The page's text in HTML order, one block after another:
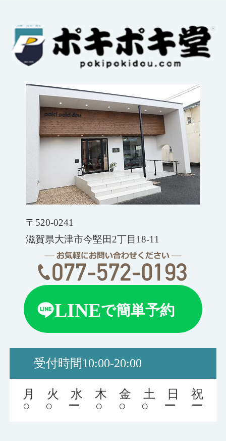
〒520-0241
滋賀県大津市今堅田2丁目18-11
LINEで簡単予約
受付時間10:00-20:00
月 火 水 木 金 土 日
祝
○
○ ー ○ ○ ○ ー ー